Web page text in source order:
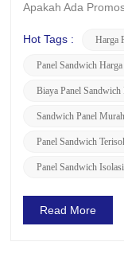
Apakah Ada
apakah ada
Tentang Harg...
Hot Tags : Harga
Panel Sandwich
Biaya Panel Sandwich
Sandwich Panel
Panel Sandwich
Panel Sandwich
Read More